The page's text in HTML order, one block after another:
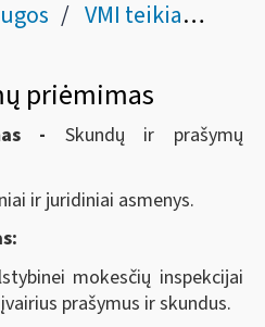
VMI teikiamos paslaugos
priėmimas
- Skundų ir prašymų
ir juridiniai asmenys.
mokesčių inspekcijai
prašymus ir skundus.